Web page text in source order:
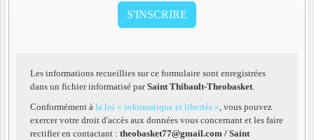
Les informations recueillies sur ce formulaire sont enregistrées
dans un fichier informatisé parSaint Thibault-Theobasket.
Conformément à la loi « informatique et libertés », vous pouvez
exercer votre droit d'accès aux données vous concernant et les faire
rectifier en contactant : theobasket77@gmail.com / Saint